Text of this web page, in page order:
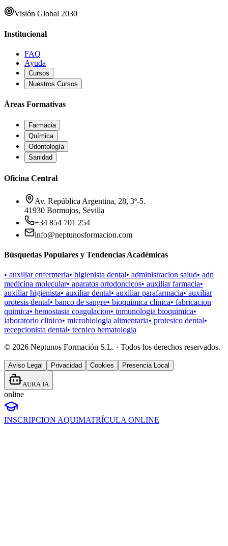
Visión Global 2030
Institucional
FAQ
Ayuda
Cursos
Nuestros Cursos
Áreas Formativas
Farmacia
Química
Odontología
Sanidad
Oficina Central
Av. República Argentina, 28, 3º-5.
41930 Bormujos, Sevilla
+34 854 701 254
info@neptunosformacion.com
Búsquedas Populares y Tendencias Académicas
• auxiliar enfermeria• higienista dental• administracion salud• adn
medicina molecular• aparatos ortodoncicos• auxiliar farmacia•
auxiliar higienista• auxiliar dental• auxiliar parafarmacia• auxiliar
protesis dental• banco de sangre• bioquimica clinica• fabricacion
quimica• hemostasia coagulacion• inmunologia bioquimica•
laboratorio clinico• microbiologia alimentaria• protesico dental•
recepcionista dental• tecnico hematologia
© 2026 Neptunos Formación S.L. · Todos los derechos reservados.
Aviso Legal Privacidad Cookies Presencia Local
AURA IA
online
INSCRIPCION AQUIMATRÍCULA ONLINE